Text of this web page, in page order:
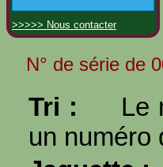
>>>>> Nous contacter
N° de série de
Tri :
Le
un numéro